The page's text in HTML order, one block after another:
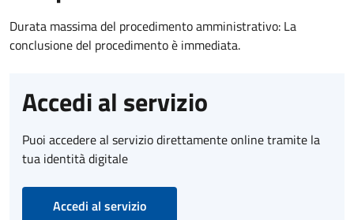
Durata massima del procedimento amministrativo: La
conclusione del procedimento è immediata.
Accedi al servizio
Puoi accedere al servizio direttamente online tramite la
tua identità digitale
Accedi al servizio